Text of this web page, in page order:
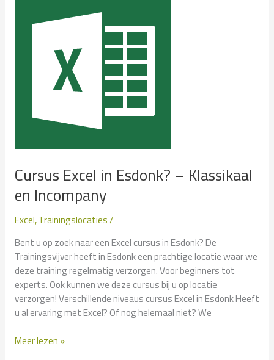
Klassikaal
Incompany
Cursus Excel in Esdonk? – Klassikaal
en Incompany
Excel,Trainingslocaties/
Bent u op zoek naar een Excel cursus in Esdonk? De
Trainingsvijver heeft in Esdonk een prachtige locatie waar we
deze training regelmatig verzorgen. Voor beginners tot
experts. Ook kunnen we deze cursus bij u op locatie
verzorgen! Verschillende niveaus cursus Excel in Esdonk Heeft
u al ervaring met Excel? Of nog helemaal niet? We
Cursus
Meer lezen »